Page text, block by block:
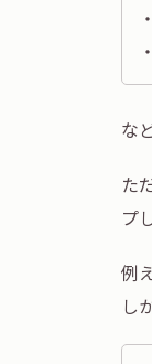
な
た
プ
例
し